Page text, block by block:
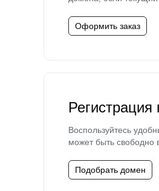
Оформить заказ
Воспользуйтесь
может быть свободно
Подобрать домен